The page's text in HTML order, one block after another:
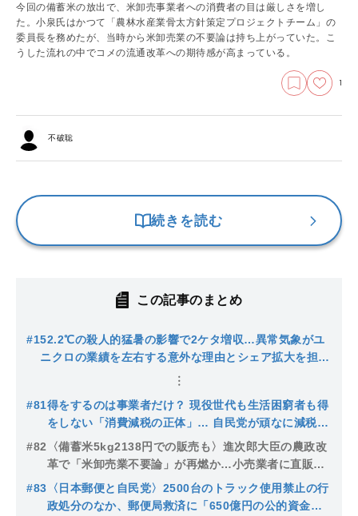
今回の備蓄米の放出で、米卸売事業者への消費者の目は厳しさを増し
た。小泉氏はかつて「農林水産業骨太方針策定プロジェクトチーム」の
委員長を務めたが、当時から米卸売業の不要論は持ち上がっていた。こ
うした流れの中でコメの流通改革への期待感が高まっている。
1
不破聡
続きを読む
この記事のまとめ
#152.2℃の殺人的猛暑の影響で2ケタ増収…異常気象がユ
ニクロの業績を左右する意外な理由とシェア拡大を担う
#81得をするのは事業者だけ？ 現役世代も生活困窮者も得
をしない「消費減税の正体」… 自民党が頑なに減税を
拒否する本当の理由
#82 〈備蓄米5kg2138円での販売も〉進次郎大臣の農政改
革で「米卸売業不要論」が再燃か…小売業者に直販し
た“安値の備蓄米”が消費者に歓迎される一方で流通改
革の危うさも
#83 〈日本郵便と自民党〉2500台のトラック使用禁止の行
政処分のなか、郵便局救済に「650億円の公的資金」